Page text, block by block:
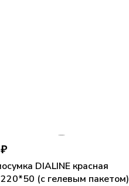
DIALINE красная
(с гелевым пакетом)